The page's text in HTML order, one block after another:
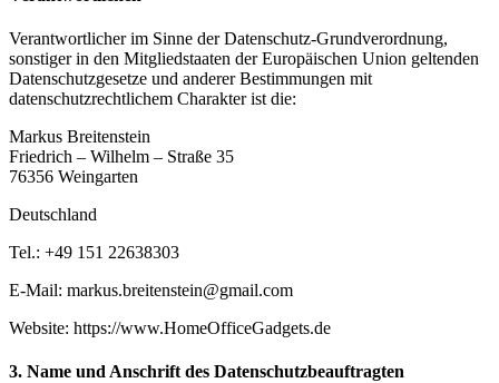
Verantwortlicher im Sinne der Datenschutz-Grundverordnung,
sonstiger in den Mitgliedstaaten der Europäischen Union geltenden
Datenschutzgesetze und anderer Bestimmungen mit
datenschutzrechtlichem Charakter ist die:
Markus Breitenstein
Friedrich – Wilhelm – Straße 35
76356 Weingarten
Deutschland
Tel.: +49 151 22638303
E-Mail: markus.breitenstein@gmail.com
Website: https://www.HomeOfficeGadgets.de
3. Name und Anschrift des Datenschutzbeauftragten